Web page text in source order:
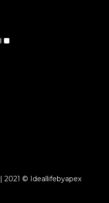
| 2021 © Ideallifebyapex